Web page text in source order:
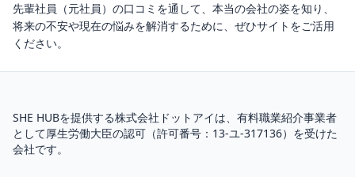
先輩社員（元社員）の口コミを通して、本当の会社の姿を知り、
将来の不安や現在の悩みを解消するために、ぜひサイトをご活用
ください。
SHE HUBを提供する株式会社ドットアイは、 有料職業紹介事業者
として厚生労働大臣の認可（許可番号：13-ユ-317136）を受けた
会社です。